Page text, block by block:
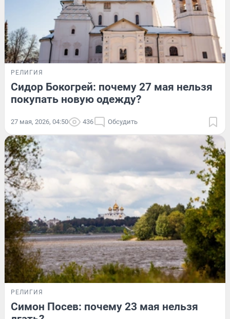
РЕЛИГИЯ
Сидор Бокогрей: почему 27 мая нельзя
покупать новую одежду?
27 мая, 2026, 04:50 436 Обсудить
РЕЛИГИЯ
Симон Посев: почему 23 мая нельзя